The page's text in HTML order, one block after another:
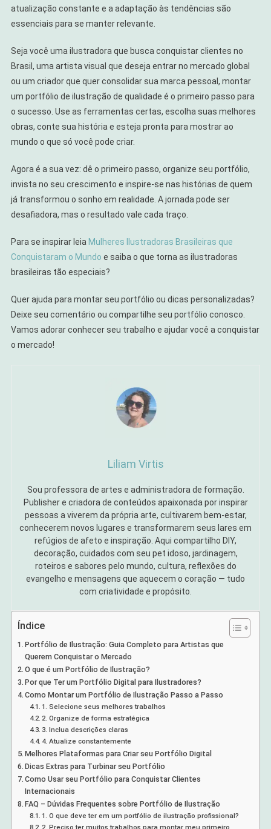
atualização constante e a adaptação às tendências são
essenciais para se manter relevante.
Seja você uma ilustradora que busca conquistar clientes no
Brasil, uma artista visual que deseja entrar no mercado global
ou um criador que quer consolidar sua marca pessoal, montar
um portfólio de ilustração de qualidade é o primeiro passo para
o sucesso. Use as ferramentas certas, escolha suas melhores
obras, conte sua história e esteja pronta para mostrar ao
mundo o que só você pode criar.
Agora é a sua vez: dê o primeiro passo, organize seu portfólio,
invista no seu crescimento e inspire-se nas histórias de quem
já transformou o sonho em realidade. A jornada pode ser
desafiadora, mas o resultado vale cada traço.
Para se inspirar leia Mulheres Ilustradoras Brasileiras que
Conquistaram o Mundo e saiba o que torna as ilustradoras
brasileiras tão especiais?
Quer ajuda para montar seu portfólio ou dicas personalizadas?
Deixe seu comentário ou compartilhe seu portfólio conosco.
Vamos adorar conhecer seu trabalho e ajudar você a conquistar
o mercado!
Liliam Virtis
Sou professora de artes e administradora de formação.
Publisher e criadora de conteúdos apaixonada por inspirar
pessoas a viverem da própria arte, cultivarem bem-estar,
conhecerem novos lugares e transformarem seus lares em
refúgios de afeto e inspiração. Aqui compartilho DIY,
decoração, cuidados com seu pet idoso, jardinagem,
roteiros e sabores pelo mundo, cultura, reflexões do
evangelho e mensagens que aquecem o coração — tudo
com criatividade e propósito.
Índice
Portfólio de Ilustração: Guia Completo para Artistas que
Querem Conquistar o Mercado
O que é um Portfólio de Ilustração?
Por que Ter um Portfólio Digital para Ilustradores?
Como Montar um Portfólio de Ilustração Passo a Passo
1. Selecione seus melhores trabalhos
2. Organize de forma estratégica
3. Inclua descrições claras
4. Atualize constantemente
Melhores Plataformas para Criar seu Portfólio Digital
Dicas Extras para Turbinar seu Portfólio
Como Usar seu Portfólio para Conquistar Clientes
Internacionais
FAQ – Dúvidas Frequentes sobre Portfólio de Ilustração
1. O que deve ter em um portfólio de ilustração profissional?